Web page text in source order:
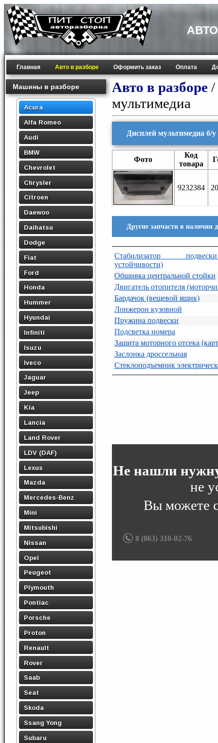
Главная Авто в разборе Оформить заказ Оплата
Машины в разборе
Acura
Alfa Romeo
Audi
BMW
Chevrolet
Chrysler
Citroen
Daewoo
Daihatsu
Dodge
Fiat
Ford
Honda
Hummer
Hyundai
Infiniti
Isuzu
Iveco
Jaguar
Jeep
Kia
Lancia
Land Rover
LDV (DAF)
Lexus
Mazda
Mercedes-Benz
Mini
Mitsubishi
Nissan
Opel
Peugeot
Plymouth
Pontiac
Porsche
Proton
Renault
Rover
Saab
Seat
Skoda
Ssang Yong
Subaru
Авто в разборе /
мультимедиа
Дисплей мультимедиа б/
Фото
Код
товара
9232384
Другие запчасти в наличии
Стабилизатор
устойчивости)
Обшивка центральной стойки
Двигатель отопителя
Бардачок (вещевой ящик)
Лонжерон кузовной
Пружина подвески
Подсветка номера
Защита моторного отсека
Заслонка дроссельная
Стеклоподъемник
Не нашли
не
Вы можете
8 (863) 310-02-76